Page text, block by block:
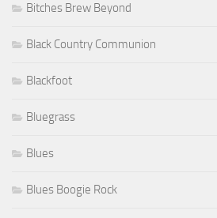
Bitches Brew Beyond
Black Country Communion
Blackfoot
Bluegrass
Blues
Blues Boogie Rock